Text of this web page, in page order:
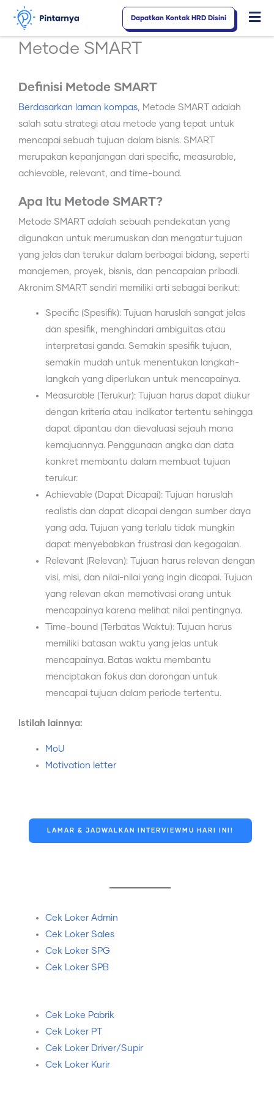
Lewati
konten
Dapatkan Kontak HRD Disini
Metode SMART
Definisi Metode SMART
Berdasarkan laman kompas, Metode SMART adalah
salah satu strategi atau metode yang tepat untuk
mencapai sebuah tujuan dalam bisnis. SMART
merupakan kepanjangan dari specific, measurable,
achievable, relevant, and time-bound.
Apa Itu Metode SMART?
Metode SMART adalah sebuah pendekatan yang
digunakan untuk merumuskan dan mengatur tujuan
yang jelas dan terukur dalam berbagai bidang, seperti
manajemen, proyek, bisnis, dan pencapaian pribadi.
Akronim SMART sendiri memiliki arti sebagai berikut:
Specific (Spesifik): Tujuan haruslah sangat jelas
dan spesifik, menghindari ambiguitas atau
interpretasi ganda. Semakin spesifik tujuan,
semakin mudah untuk menentukan langkah-
langkah yang diperlukan untuk mencapainya.
Measurable (Terukur): Tujuan harus dapat diukur
dengan kriteria atau indikator tertentu sehingga
dapat dipantau dan dievaluasi sejauh mana
kemajuannya. Penggunaan angka dan data
konkret membantu dalam membuat tujuan
terukur.
Achievable (Dapat Dicapai): Tujuan haruslah
realistis dan dapat dicapai dengan sumber daya
yang ada. Tujuan yang terlalu tidak mungkin
dapat menyebabkan frustrasi dan kegagalan.
Relevant (Relevan): Tujuan harus relevan dengan
visi, misi, dan nilai-nilai yang ingin dicapai. Tujuan
yang relevan akan memotivasi orang untuk
mencapainya karena melihat nilai pentingnya.
Time-bound (Terbatas Waktu): Tujuan harus
memiliki batasan waktu yang jelas untuk
mencapainya. Batas waktu membantu
menciptakan fokus dan dorongan untuk
mencapai tujuan dalam periode tertentu.
Istilah lainnya:
MoU
Motivation letter
LAMAR & JADWALKAN INTERVIEWMU HARI INI!
Cek Loker Admin
Cek Loker Sales
Cek Loker SPG
Cek Loker SPB
Cek Loke Pabrik
Cek Loker PT
Cek Loker Driver/Supir
Cek Loker Kurir